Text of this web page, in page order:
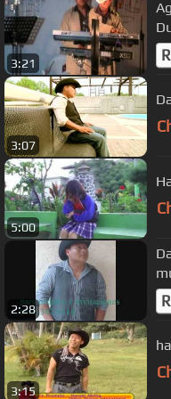
3:21
3:07
5:00
2:28
3:15